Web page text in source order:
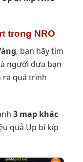
trong NRO
, bạn hãy tìm
người đưa bạn
ra quá trình
3 map khác
quả Up bí kíp